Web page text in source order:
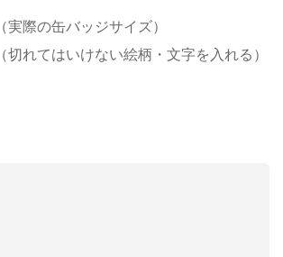
際の缶バッジサイズ）
れてはいけない絵柄・文字を入れる）